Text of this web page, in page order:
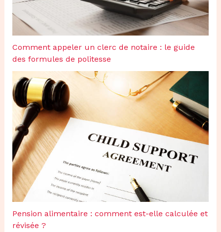
Comment appeler un clerc de notaire : le guide
des formules de politesse
Pension alimentaire : comment est-elle calculée et
révisée ?